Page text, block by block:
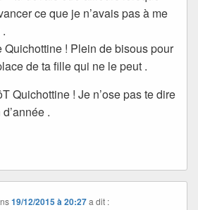
ce que je n’avais pas à me
Quichottine ! Plein de bisous pour
de ta fille qui ne le peut .
Quichottine ! Je n’ose pas te dire
.
19/12/2015 à 20:27 a dit :